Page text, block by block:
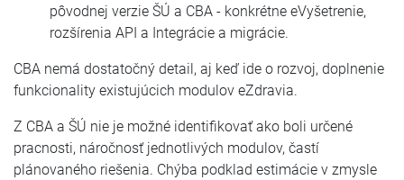
pôvodnej verzie ŠÚ a CBA - konkrétne eVyšetrenie,
rozšírenia API a Integrácie a migrácie.
CBA nemá dostatočný detail, aj keď ide o rozvoj, doplnenie
funkcionality existujúcich modulov eZdravia.
Z CBA a ŠÚ nie je možné identifikovať ako boli určené
pracnosti, náročnosť jednotlivých modulov, častí
plánovaného riešenia. Chýba podklad estimácie v zmysle